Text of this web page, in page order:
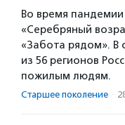
Во время
«Серебряный
«Забота рядом». В
из 56 регионов
пожилым людям.
Старшее поколение ·